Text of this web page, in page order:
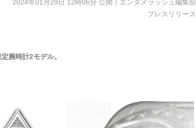
2024年01月29日 12時06分 公開｜エンタメラッシュ編集部
プレスリリース
腕時計2モデル。